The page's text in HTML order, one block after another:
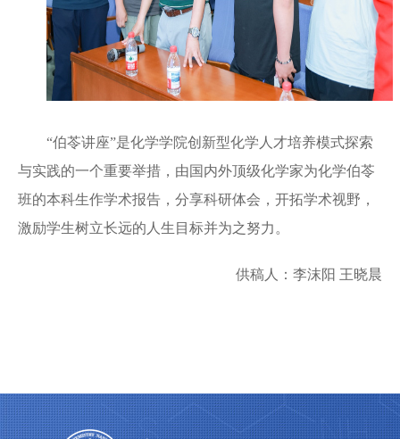
“伯苓讲座”是化学学院创新型化学人才培养模式探索
与实践的一个重要举措，由国内外顶级化学家为化学伯苓
班的本科生作学术报告，分享科研体会，开拓学术视野，
激励学生树立长远的人生目标并为之努力。
供稿人：李沫阳 王晓晨